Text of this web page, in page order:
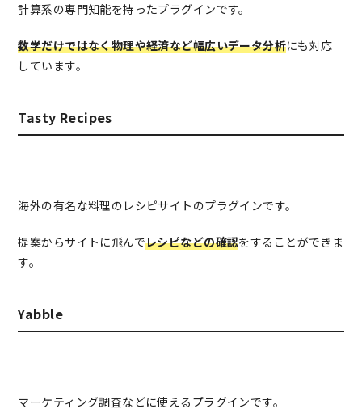
計算系の専門知能を持ったプラグインです。
数学だけではなく物理や経済など幅広いデータ分析にも対応
しています。
Tasty Recipes
海外の有名な料理のレシピサイトのプラグインです。
提案からサイトに飛んでレシピなどの確認をすることができま
す。
Yabble
マーケティング調査などに使えるプラグインです。